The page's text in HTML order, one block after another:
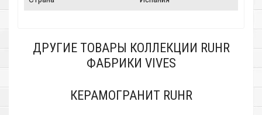
ДРУГИЕ ТОВАРЫ КОЛЛЕКЦИИ RUHR
ФАБРИКИ VIVES
КЕРАМОГРАНИТ RUHR